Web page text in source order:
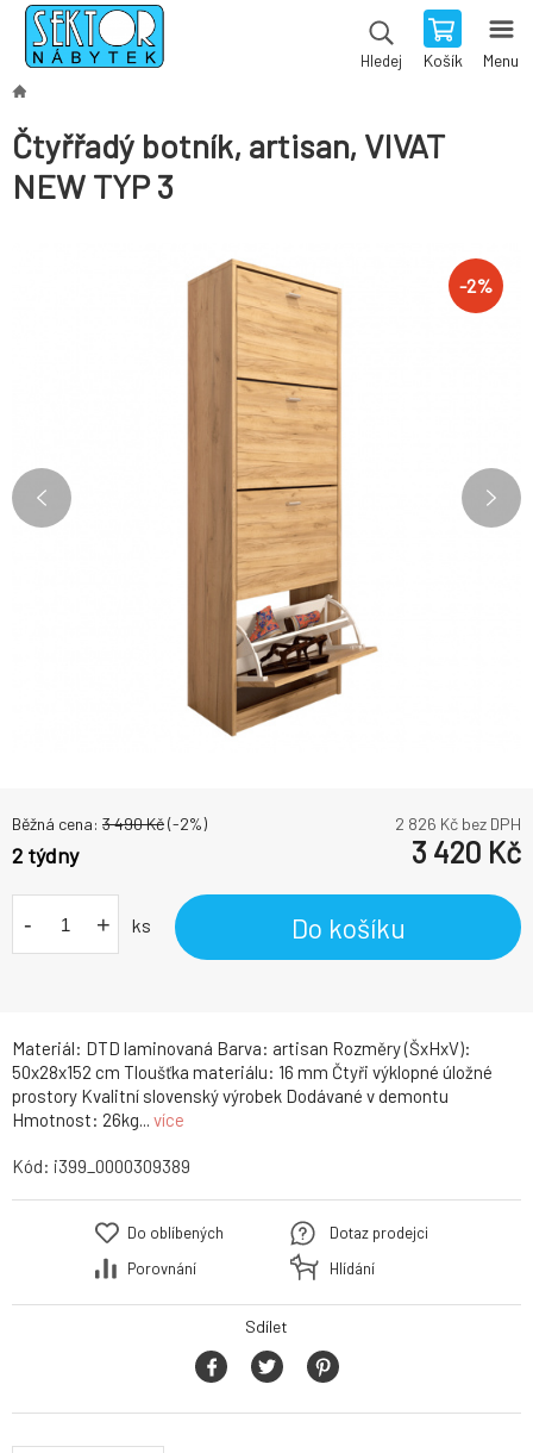
Hledej Košík Menu
Čtyřřadý botník, artisan, VIVAT
NEW TYP 3
-2%
Materiál: DTD laminovaná Barva: artisan Rozměry (ŠxHxV):
50x28x152 cm Tloušťka materiálu: 16 mm Čtyři výklopné úložné
prostory Kvalitní slovenský výrobek Dodávané v demontu
Hmotnost: 26kg... více
Běžná cena: 3 490Kč(-2%) 2 826 Kč bez DPH
2 týdny 3 420 Kč
- + ks Do košíku
Kód: i399_0000309389
Do oblíbených
Porovnání
Dotaz prodejci
Hlídání
Sdílet